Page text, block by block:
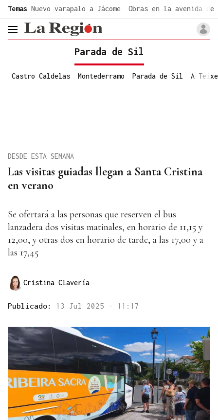
Temas Nuevo varapalo a Jácome Obras en la avenida de
header.menu.open
Parada de Sil
Castro Caldelas Montederramo Parada de Sil A
Las visitas guiadas llegan a Santa Cristina
en verano
DESDE ESTA SEMANA
Se ofertará a las personas que reserven el bus
lanzadera dos visitas matinales, en horario de 11,15 y
12,00, y otras dos en horario de tarde, a las 17,00 y a
las 17,45
Cristina Clavería
Publicado: 13 Jul 2025 - 11:17